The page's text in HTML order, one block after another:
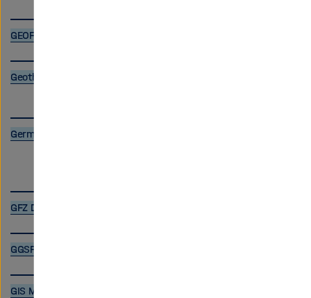
GEOFON
Geothermal Information System
German Human Genome-Phenome Archive
GFZ Data Services
GGSP - ISDC
GIS Maps Portal at AWI